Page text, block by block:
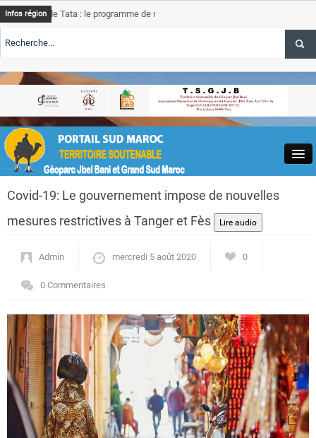
Close
Actualités
Circuits touristiques
Tourisme
Régions
Infos région
de Tata : le programme de rehabilitation post-inondations
TSGJB Tourisme : l’ONMT renforce l’aerien a Dakhla et
Tata
service
TSGJB Tourisme au Maroc : Transavia renforce les vols Paris-
Covid-19: Le gouvernement impose de nouvelles
mesures restrictives à Tanger et Fès
Admin mercredi 5 août 2020 0
0 Commentaires